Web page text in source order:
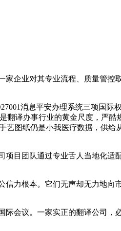
业对其专业流程、质量管控
消息平安办理系统三项国际
翻译办事行业的黄金尺度，严
艺图纸仍是小我医疗数据，供
团队通过专业舌人当地化适
力根本。它们无声却无力地向
议。一家实正的翻译公司，